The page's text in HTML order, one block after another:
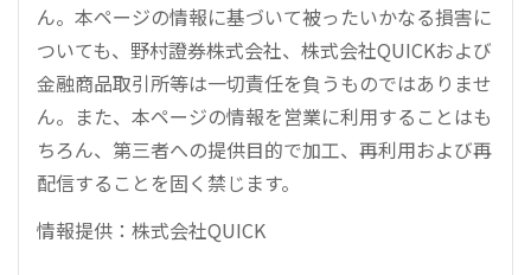
ん。本ページの情報に基づいて被ったいかなる損害に
ついても、野村證券株式会社、株式会社QUICKおよび
金融商品取引所等は一切責任を負うものではありませ
ん。また、本ページの情報を営業に利用することはも
ちろん、第三者への提供目的で加工、再利用および再
配信することを固く禁じます。
情報提供：株式会社QUICK